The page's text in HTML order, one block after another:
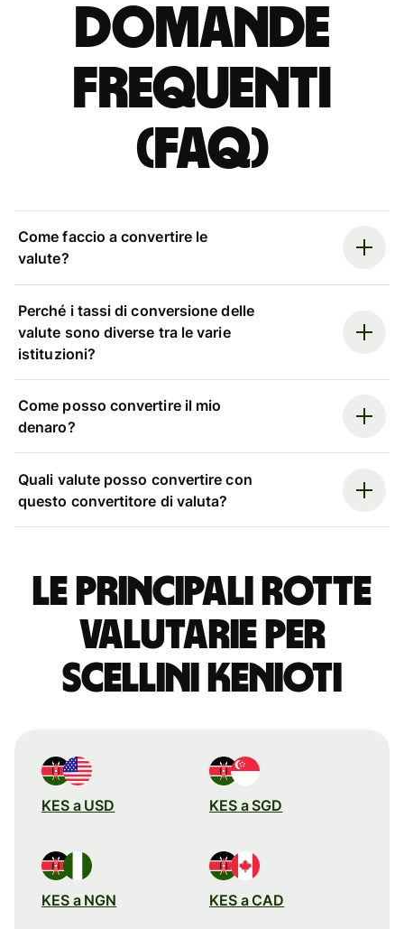
Domande
Frequenti
(FAQ)
Come faccio a convertire le
valute?
Perché i tassi di conversione delle
valute sono diverse tra le varie
istituzioni?
Come posso convertire il mio
denaro?
Quali valute posso convertire con
questo convertitore di valuta?
Le principali rotte
valutarie per
scellini kenioti
KES a USD KES a SGD
KES a NGN KES a CAD